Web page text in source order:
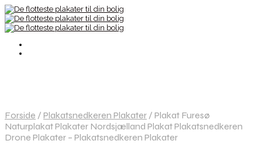
Forside / Plakatsnedkeren Plakater / Plakat Furesø
Naturplakat Plakater Nordsjælland Plakat Plakatsnedkeren
Drone Plakater – Plakatsnedkeren Plakater